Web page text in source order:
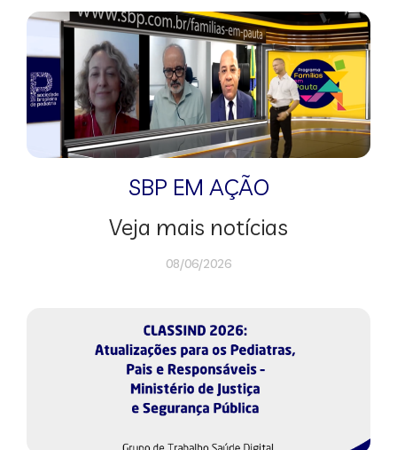
SBP EM AÇÃO
Veja mais notícias
08/06/2026